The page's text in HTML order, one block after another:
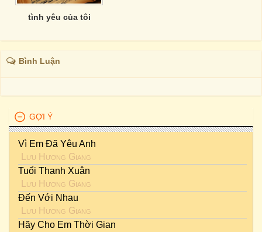
tình yêu của tôi
Bình Luận
GỢI Ý
Vì Em Đã Yêu Anh
Lưu Hương Giang
Tuổi Thanh Xuân
Lưu Hương Giang
Đến Với Nhau
Lưu Hương Giang
Hãy Cho Em Thời Gian